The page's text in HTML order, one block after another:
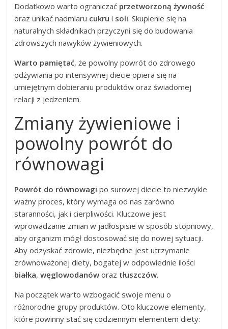
Dodatkowo warto ograniczać przetworzoną żywność
oraz unikać nadmiaru cukru i soli. Skupienie się na
naturalnych składnikach przyczyni się do budowania
zdrowszych nawyków żywieniowych.
Warto pamiętać, że powolny powrót do zdrowego
odżywiania po intensywnej diecie opiera się na
umiejętnym dobieraniu produktów oraz świadomej
relacji z jedzeniem.
Zmiany żywieniowe i
powolny powrót do
równowagi
Powrót do równowagi po surowej diecie to niezwykle
ważny proces, który wymaga od nas zarówno
staranności, jak i cierpliwości. Kluczowe jest
wprowadzanie zmian w jadłospisie w sposób stopniowy,
aby organizm mógł dostosować się do nowej sytuacji.
Aby odzyskać zdrowie, niezbędne jest utrzymanie
zrównoważonej diety, bogatej w odpowiednie ilości
białka,węglowodanów oraz tłuszczów.
Na początek warto wzbogacić swoje menu o
różnorodne grupy produktów. Oto kluczowe elementy,
które powinny stać się codziennym elementem diety: